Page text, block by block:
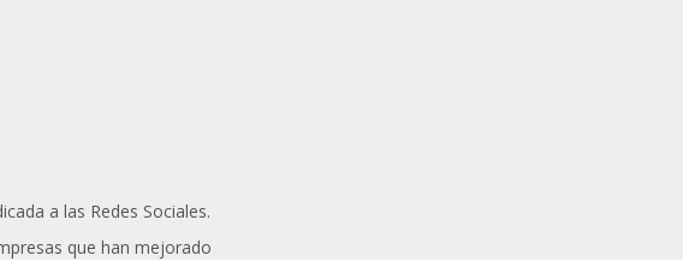
a las Redes Sociales.
que han mejorado